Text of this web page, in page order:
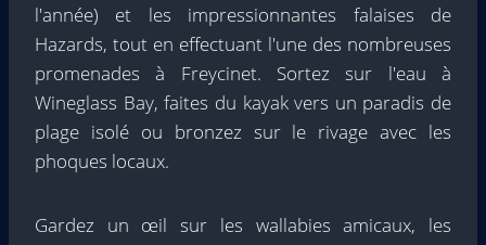
l'année) et les impressionnantes falaises de
Hazards, tout en effectuant l'une des nombreuses
promenades à Freycinet. Sortez sur l'eau à
Wineglass Bay, faites du kayak vers un paradis de
plage isolé ou bronzez sur le rivage avec les
phoques locaux.
Gardez un œil sur les wallabies amicaux, les